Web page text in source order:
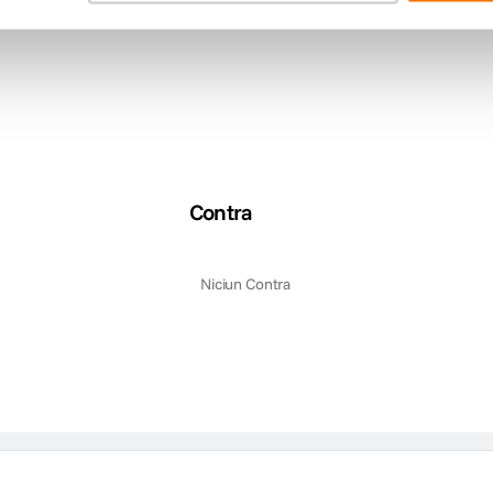
mai rapida.
G sunt sincronizate cu videoclipul.
Contra
Niciun Contra